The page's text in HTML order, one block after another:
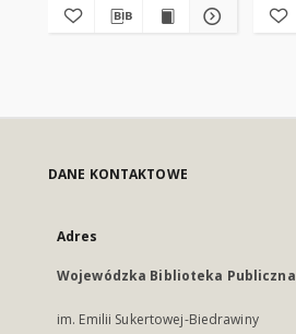
DANE KONTAKTOWE
Adres
Wojewódzka Biblioteka Publiczna
im. Emilii Sukertowej-Biedrawiny